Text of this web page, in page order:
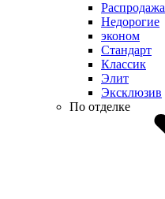
Распродажа
Недорогие
эконом
Стандарт
Классик
Элит
Эксклюзив
По отделке